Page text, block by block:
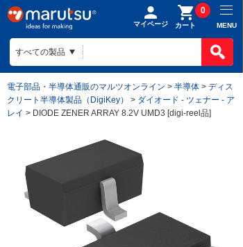
マイページ カート
0
MENU
電子部品・半導体通販のマルツオンライン > 半導体 > ディス
クリート半導体製品（DigiKey）
> ダイオード - ツェナー - ア
レイ > DIODE ZENER ARRAY 8.2V UMD3 [digi-reel品]